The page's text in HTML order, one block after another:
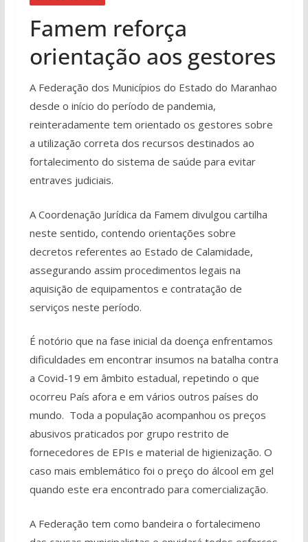
Famem reforça
orientação aos gestores
A Federação dos Municípios do Estado do Maranhao
desde o início do período de pandemia,
reinteradamente tem orientado os gestores sobre
a utilização correta dos recursos destinados ao
fortalecimento do sistema de saúde para evitar
entraves judiciais.
A Coordenação Jurídica da Famem divulgou cartilha
neste sentido, contendo orientações sobre
decretos referentes ao Estado de Calamidade,
assegurando assim procedimentos legais na
aquisição de equipamentos e contratação de
serviços neste período.
É notório que na fase inicial da doença enfrentamos
dificuldades em encontrar insumos na batalha contra
a Covid-19 em âmbito estadual, repetindo o que
ocorreu País afora e em vários outros países do
mundo. Toda a população acompanhou os preços
abusivos praticados por grupo restrito de
fornecedores de EPIs e material de higienização. O
caso mais emblemático foi o preço do álcool em gel
quando este era encontrado para comercialização.
A Federação tem como bandeira o fortalecimeno